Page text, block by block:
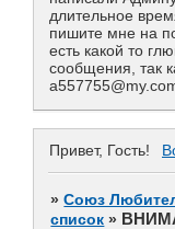
длительное
пишите мне на
есть какой то
сообщения, так
Привет, Гость!
»Союз
список »